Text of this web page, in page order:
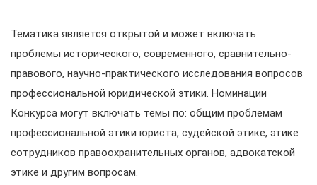
Тематика является открытой и может включать
проблемы исторического, современного, сравнительно-
правового, научно-практического исследования вопросов
профессиональной юридической этики. Номинации
Конкурса могут включать темы по: общим проблемам
профессиональной этики юриста, судейской этике, этике
сотрудников правоохранительных органов, адвокатской
этике и другим вопросам.